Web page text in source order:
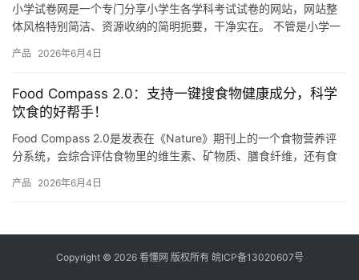
小学试卷网是一个专门分享小学生各学科考试试卷的网站，网站整
体风格特别简洁、资源收纳的简明扼要，干净实在。 不管是小学一
都有…
产品 2026年6月4日
Food Compass 2.0：支持一键搜食物健康成分，科学
饮食的好帮手！
Food Compass 2.0是发表在《Nature》期刊上的一个食物营养评
分系统，会综合评估食物里的维生素、矿物质、膳食纤维，还有食
产品 2026年6月4日
Copyright © 2026 看懂网 版权所有 皖ICP备13020607号